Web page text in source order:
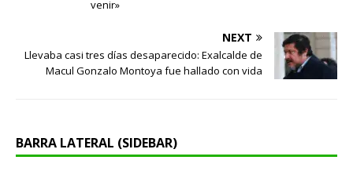
venir»
NEXT
Llevaba casi tres días desaparecido: Exalcalde de
Macul Gonzalo Montoya fue hallado con vida
BARRA LATERAL (SIDEBAR)